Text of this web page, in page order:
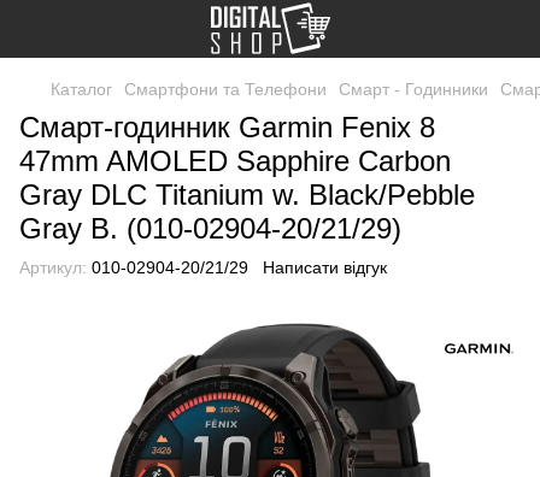
Каталог Смартфони та Телефони Смарт - Годинники
Смарт-годинник Garmin Fenix 8
47mm AMOLED Sapphire Carbon
Gray DLC Titanium w. Black/Pebble
Gray B. (010-02904-20/21/29)
Артикул: 010-02904-20/21/29 Написати відгук